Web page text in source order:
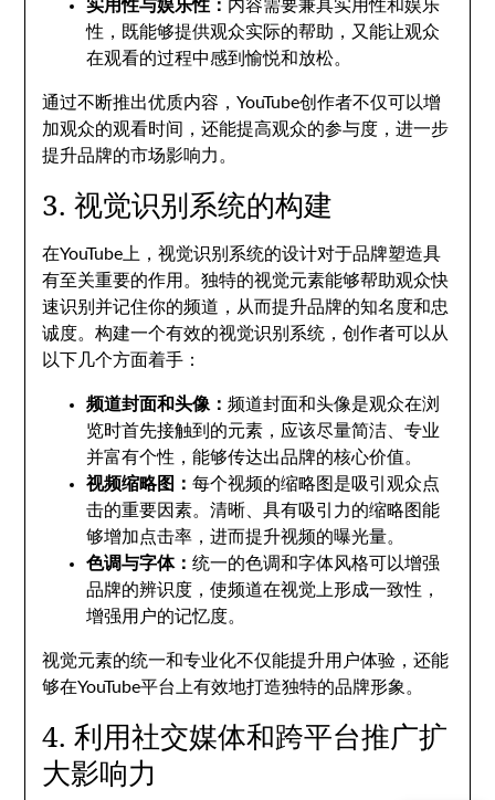
实用性与娱乐性： 内容需要兼具实用性和娱乐
性，既能够提供观众实际的帮助，又能让观众
在观看的过程中感到愉悦和放松。
通过不断推出优质内容，YouTube创作者不仅可以增
加观众的观看时间，还能提高观众的参与度，进一步
提升品牌的市场影响力。
3. 视觉识别系统的构建
在YouTube上，视觉识别系统的设计对于品牌塑造具
有至关重要的作用。独特的视觉元素能够帮助观众快
速识别并记住你的频道，从而提升品牌的知名度和忠
诚度。构建一个有效的视觉识别系统，创作者可以从
以下几个方面着手：
频道封面和头像：频道封面和头像是观众在浏
览时首先接触到的元素，应该尽量简洁、专业
并富有个性，能够传达出品牌的核心价值。
视频缩略图：每个视频的缩略图是吸引观众点
击的重要因素。清晰、具有吸引力的缩略图能
够增加点击率，进而提升视频的曝光量。
色调与字体：统一的色调和字体风格可以增强
品牌的辨识度，使频道在视觉上形成一致性，
增强用户的记忆度。
视觉元素的统一和专业化不仅能提升用户体验，还能
够在YouTube平台上有效地打造独特的品牌形象。
4. 利用社交媒体和跨平台推广扩
大影响力